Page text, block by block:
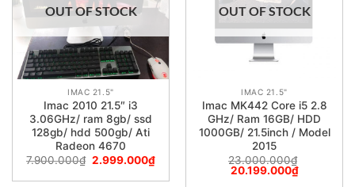
OUT OF STOCK
IMAC 21.5"
Imac 2010 21.5″ i3
3.06GHz/ ram 8gb/ ssd
128gb/ hdd 500gb/ Ati
Radeon 4670
7.900.000₫ 2.999.000₫
OUT OF STOCK
IMAC 21.5"
Imac MK442 Core i5 2.8
GHz/ Ram 16GB/ HDD
1000GB/ 21.5inch / Model
2015
23.000.000₫
20.199.000₫